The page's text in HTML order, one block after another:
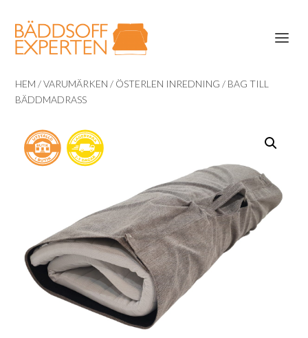
HEM /VARUMÄRKEN / ÖSTERLEN INREDNING / BAG TILL
BÄDDMADRASS